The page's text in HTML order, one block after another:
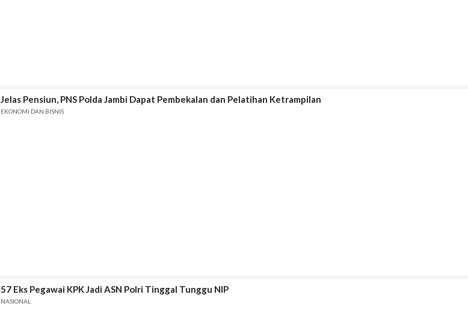
Jelas Pensiun, PNS Polda Jambi Dapat Pembekalan dan Pelatihan Ketrampilan
EKONOMI DAN BISNIS
57 Eks Pegawai KPK Jadi ASN Polri Tinggal Tunggu NIP
NASIONAL